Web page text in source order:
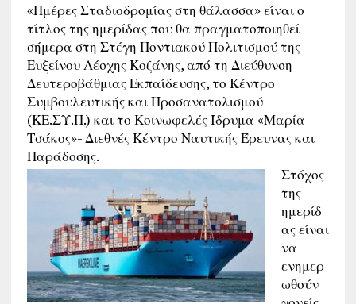
«Ημέρες Σταδιοδρομίας στη θάλασσα» είναι ο
τίτλος της ημερίδας που θα πραγματοποιηθεί
σήμερα στη Στέγη Ποντιακού Πολιτισμού της
Ευξείνου Λέσχης Κοζάνης, από τη Διεύθυνση
Δευτεροβάθμιας Εκπαίδευσης, το Κέντρο
Συμβουλευτικής και Προσανατολισμού
(ΚΕ.ΣΥ.Π.) και το Κοινωφελές Ίδρυμα «Μαρία
Τσάκος»- Διεθνές Κέντρο Ναυτικής Έρευνας και
Παράδοσης.
Στόχος
της
ημερίδ
ας είναι
να
ενημερ
ωθούν